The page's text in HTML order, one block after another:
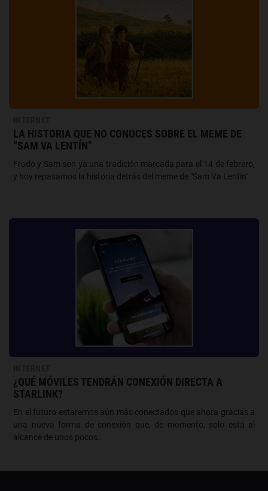
LA HISTORIA QUE NO CONOCES SOBRE EL MEME DE
“SAM VA LENTÍN”
Frodo y Sam son ya una tradición marcada para el 14 de febrero,
y hoy repasamos la historia detrás del meme de "Sam Va Lentín".
¿QUÉ MÓVILES TENDRÁN CONEXIÓN DIRECTA A
STARLINK?
En el futuro estaremos aún más conectados que ahora gracias a
una nueva forma de conexión que, de momento, solo está al
alcance de unos pocos.